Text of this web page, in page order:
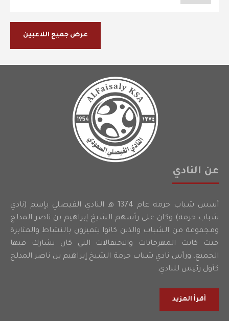
عرض جميع اللاعبين
عن النادي
أسس شباب حرمه عام 1374 هـ النادي الفيصلي بإسم (نادي
شباب حرمه) وكان على رأسهم الشيخ إبراهيم بن ناصر المدلج
ومجموعة من الشباب والذين كانوا يتميزون بالنشاط والمثابرة
حيث كانت المهرجانات والاحتفالات التي كان يشارك فيها
الجميع، ورأس نادي شباب حرمة الشيخ إبراهيم بن ناصر المدلج
كأول رئيس للنادي.
أقرأ المزيد